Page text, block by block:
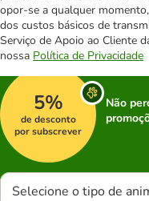
opor-se a qualquer
dos custos básicos de
Serviço de Apoio ao Cliente
nossa Política de Privacidade
5%
de desconto
por subscrever
Não
Selecione o tipo de